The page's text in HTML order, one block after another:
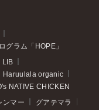
グラム「HOPE」
LIB
Haruulala organic
NATIVE CHICKEN
ンマー グアテマラ